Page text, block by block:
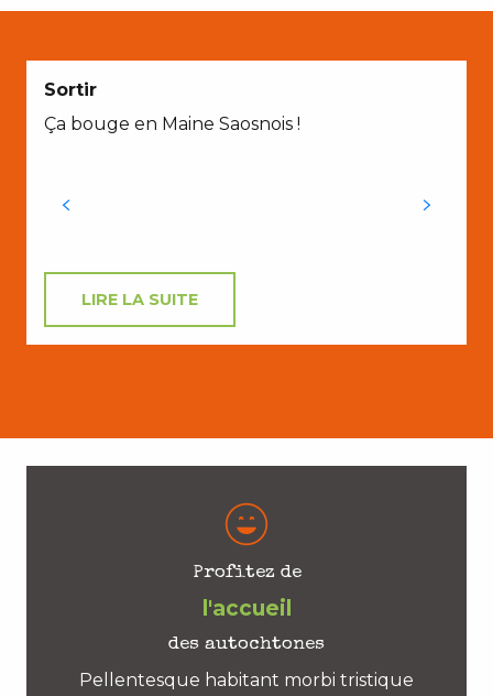
Sortir
Ça bouge en Maine Saosnois !
LIRE LA SUITE
Profitez de
l'accueil
des autochtones
Pellentesque habitant morbi tristique